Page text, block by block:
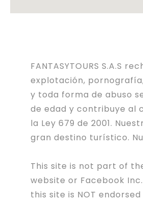
FANTASYTOURS S.A.S
explotación,
y toda forma de abuso
de edad y contribuye al
la Ley 679 de 2001.
gran destino turístico.
This site is not part of
website or Facebook
this site is NOT